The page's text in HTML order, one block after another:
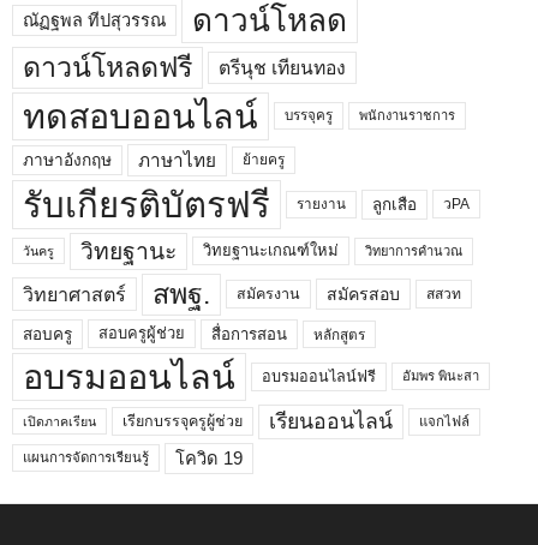
ณัฏฐพล ทีปสุวรรณ ดาวน์โหลด
ดาวน์โหลดฟรี ตรีนุช เทียนทอง
ทดสอบออนไลน์ บรรจุครู พนักงานราชการ
ภาษาอังกฤษ ภาษาไทย ย้ายครู
รับเกียรติบัตรฟรี รายงาน ลูกเสือ วPA
วันครู วิทยฐานะ วิทยฐานะเกณฑ์ใหม่ วิทยาการคำนวณ
วิทยาศาสตร์ สพฐ. สมัครงาน สมัครสอบ สสวท
สอบครู สอบครูผู้ช่วย สื่อการสอน หลักสูตร
อบรมออนไลน์ อบรมออนไลน์ฟรี อัมพร พินะสา
เปิดภาคเรียน เรียกบรรจุครูผู้ช่วย เรียนออนไลน์ แจกไฟล์
แผนการจัดการเรียนรู้ โควิด 19